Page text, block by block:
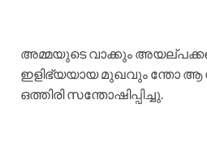
അമ്മയുടെ വാക്കും
ഇളിഭ്യയായ മുഖവും ന്തോ ആ
ഒത്തിരി സന്തോഷിപ്പിച്ചു.